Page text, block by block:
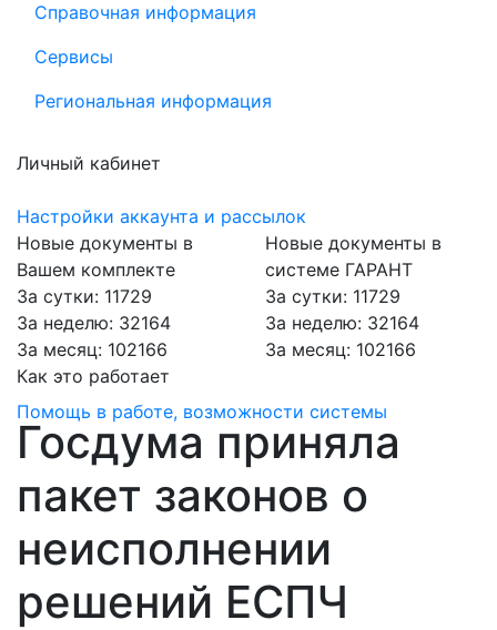
Справочная информация
Сервисы
Региональная информация
Личный кабинет
Настройки аккаунта и рассылок
Новые документы в
Вашем комплекте
За сутки: 11729
За неделю: 32164
За месяц: 102166
Новые документы в
системе ГАРАНТ
За сутки: 11729
За неделю: 32164
За месяц: 102166
Как это работает
Помощь в работе, возможности системы
Госдума приняла
пакет законов о
неисполнении
решений ЕСПЧ